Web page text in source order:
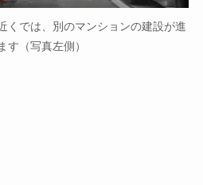
くでは、別のマンションの建設が進
す（写真左側）